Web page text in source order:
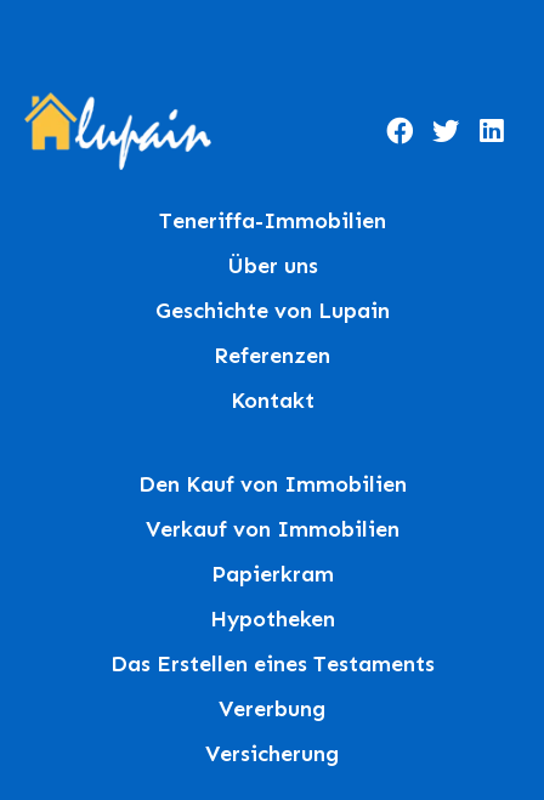
Teneriffa-Immobilien
Über uns
Geschichte von Lupain
Referenzen
Kontakt
Den Kauf von Immobilien
Verkauf von Immobilien
Papierkram
Hypotheken
Das Erstellen eines Testaments
Vererbung
Versicherung